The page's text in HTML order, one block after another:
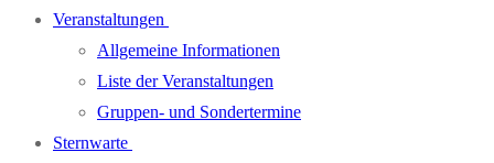
Veranstaltungen
Allgemeine Informationen
Liste der Veranstaltungen
Gruppen- und Sondertermine
Sternwarte